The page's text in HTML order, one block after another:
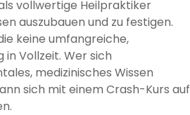
vollwertige Heilpraktiker
auszubauen und zu festigen.
keine umfangreiche,
Vollzeit. Wer sich
medizinisches Wissen
sich mit einem Crash-Kurs auf